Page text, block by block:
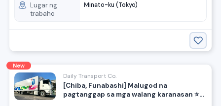
Lugar ng
trabaho
Minato-ku (Tokyo)
New
Daily Transport Co.
[Chiba, Funabashi] Malugod na
pagtanggap sa mga walang karanasan ⭐️